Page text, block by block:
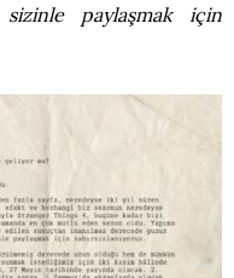
paylaşmak için